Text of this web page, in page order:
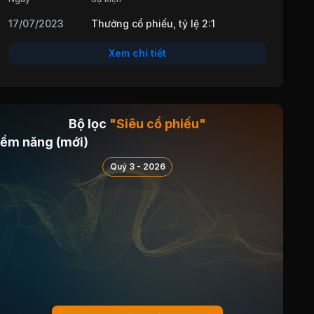
17/07/2023 Thưởng cổ phiếu, tỷ lệ 2:1
Xem chi tiết
Bộ lọc "Siêu cổ phiếu"
năng (mới)
Quý 3 - 2026